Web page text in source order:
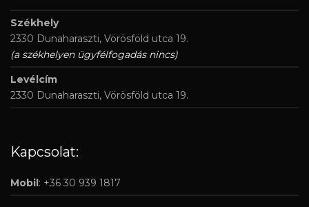
Székhely
2330 Dunaharaszti, Vörösföld utca 19.
(a székhelyen ügyfélfogadás nincs)
Levélcím
2330 Dunaharaszti, Vörösföld utca 19.
Kapcsolat:
Mobil: +36 30 939 1817